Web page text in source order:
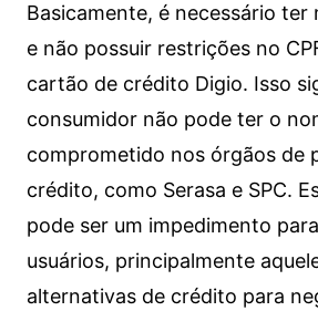
Basicamente, é necessário ter
e não possuir restrições no
cartão de crédito Digio. Isso
consumidor não pode ter o
comprometido nos órgãos de
crédito, como Serasa e SPC.
pode ser um impedimento
usuários, principalmente
alternativas de crédito para